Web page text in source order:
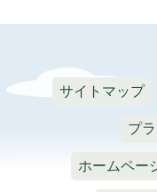
サイトマップ
プ
ホームペー